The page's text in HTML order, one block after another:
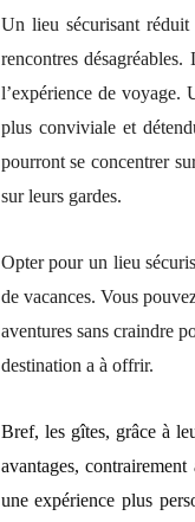
Un lieu sécurisant
rencontres
l’expérience de voyage.
plus conviviale et
pourront se concentrer
sur leurs gardes.
Opter pour un lieu
de vacances. Vous
aventures sans craindre
destination a à offrir.
Bref, les gîtes, grâce à
avantages, contrairement
une expérience plus